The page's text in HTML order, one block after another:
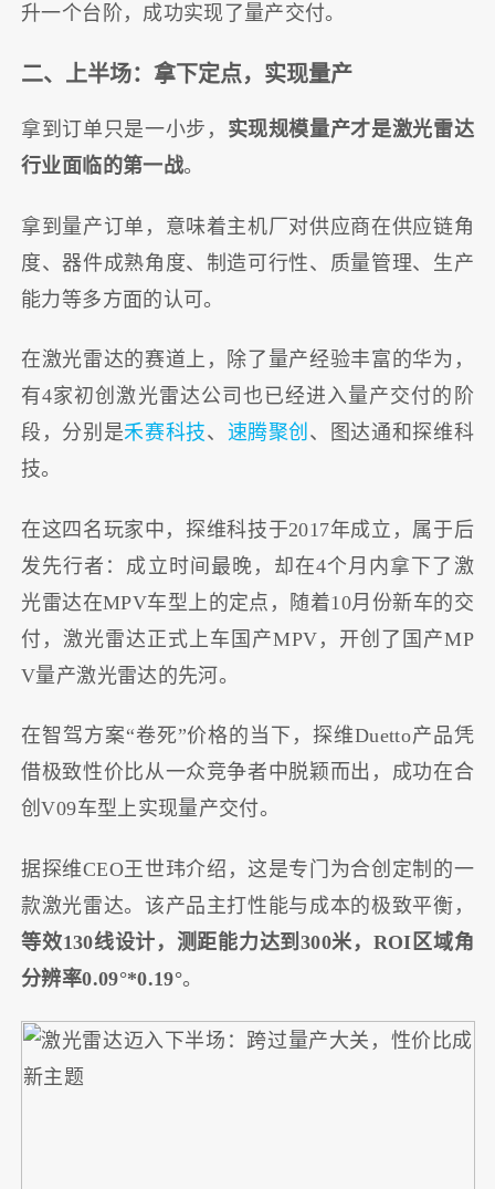
升一个台阶，成功实现了量产交付。
二、上半场：拿下定点，实现量产
拿到订单只是一小步， 实现规模量产才是激光雷达
行业面临的第一战。
拿到量产订单，意味着主机厂对供应商在供应链角
度、器件成熟角度、制造可行性、质量管理、生产
能力等多方面的认可。
在激光雷达的赛道上，除了量产经验丰富的华为，
有4家初创激光雷达公司也已经进入量产交付的阶
段，分别是禾赛科技、 速腾聚创 、图达通和探维科
技。
在这四名玩家中，探维科技于2017年成立，属于后
发先行者：成立时间最晚，却在4个月内拿下了激
光雷达在MPV车型上的定点，随着10月份新车的交
付，激光雷达正式上车国产MPV，开创了国产MP
V量产激光雷达的先河。
在智驾方案“卷死”价格的当下，探维Duetto产品凭
借极致性价比从一众竞争者中脱颖而出，成功在合
创V09车型上实现量产交付。
据探维CEO王世玮介绍，这是专门为合创定制的一
款激光雷达。该产品主打性能与成本的极致平衡，
等效130线设计，测距能力达到300米，ROI区域角
分辨率0.09°*0.19°。